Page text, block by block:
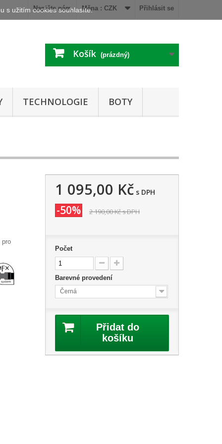
Přihlásit se
Měna : CZK
Napište nám
Košík (prázdný)
TECHNOLOGIE BOTY
pro
1 095,00 Kč s DPH
-50% 2 190,00 Kčs DPH
Počet
Barevné provedení
Černá
Přidat do
košíku
s užitím cookies souhlasíte.